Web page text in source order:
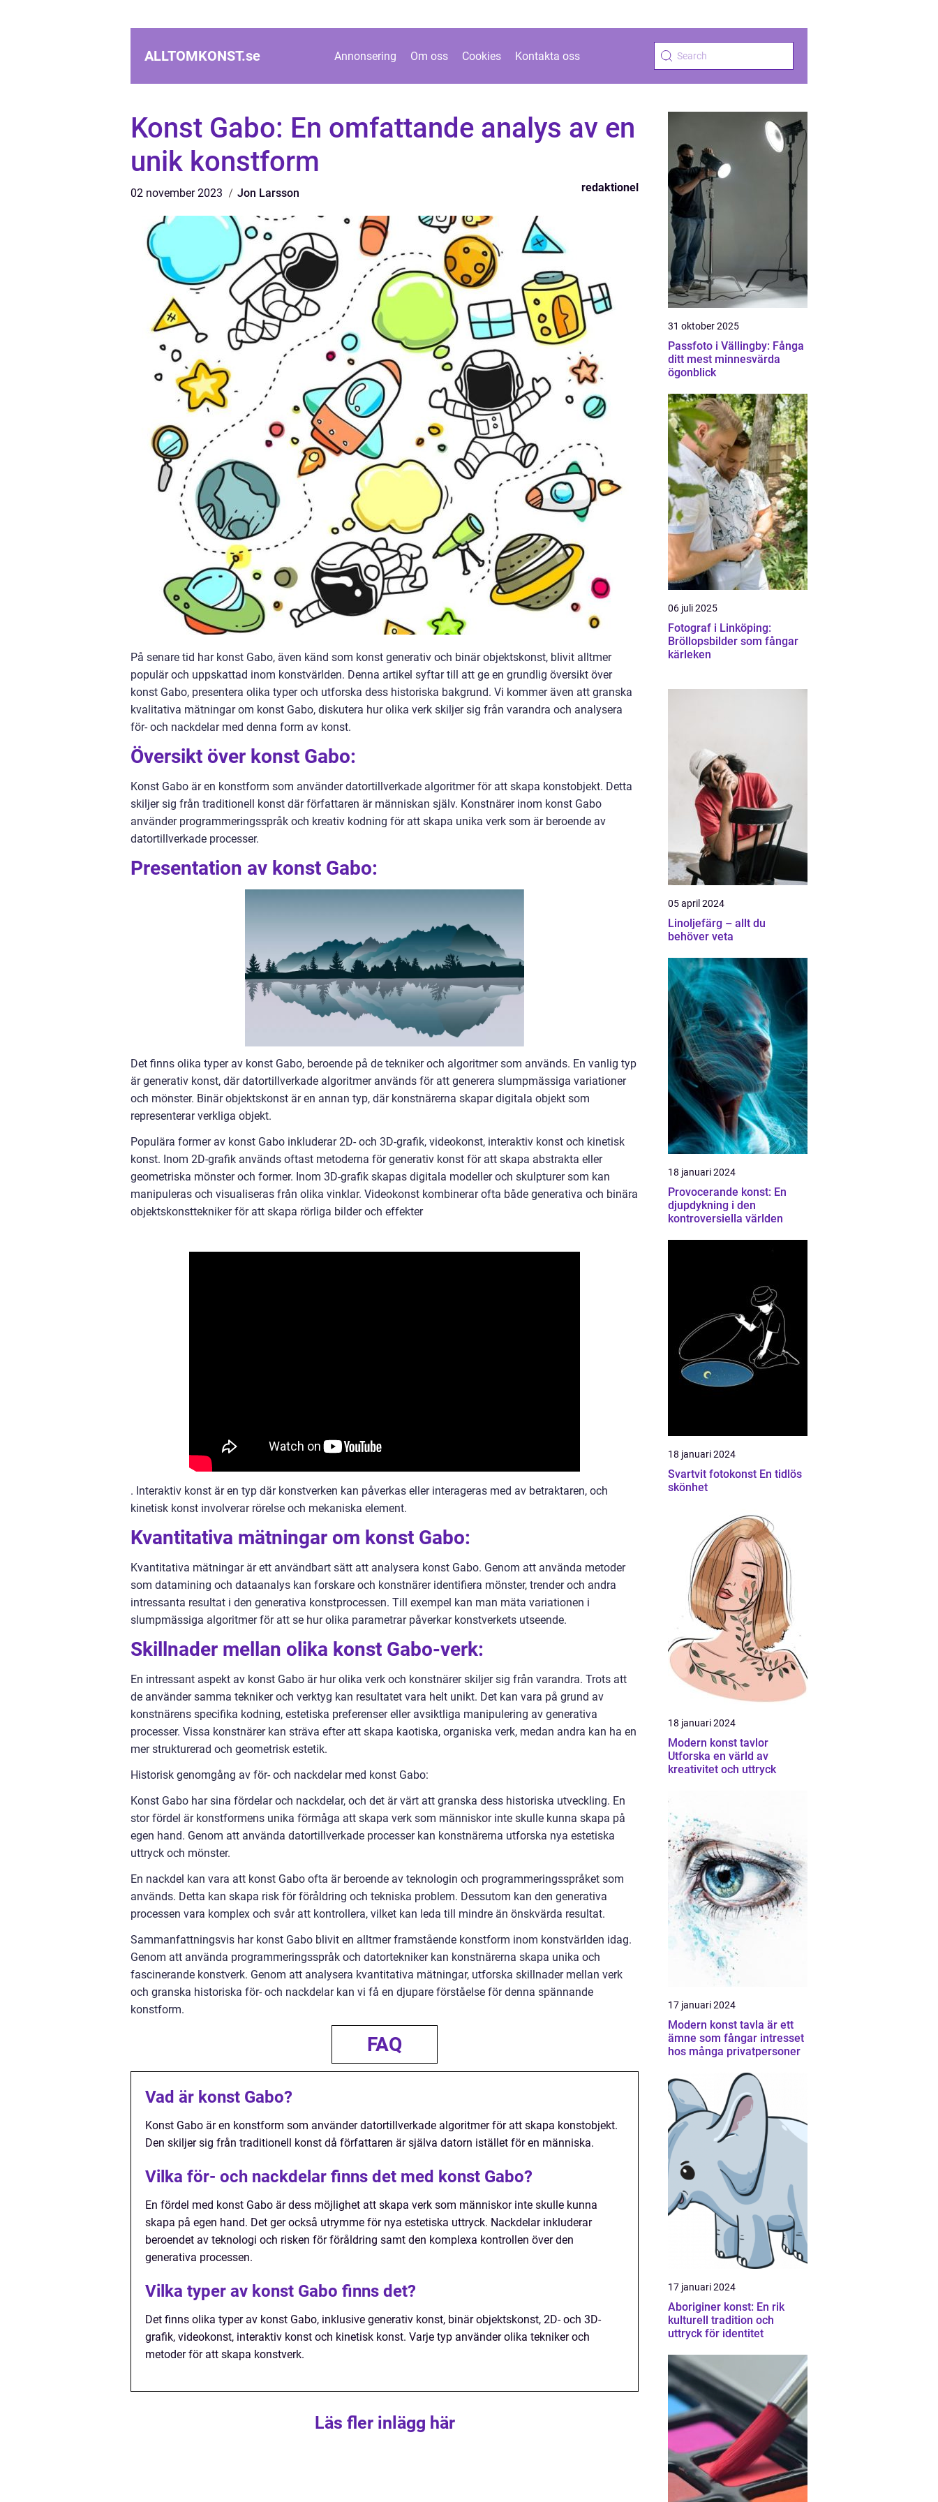
ALLTOMKONST.se Annonsering Om oss Cookies Kontakta oss
Konst Gabo: En omfattande analys av en
unik konstform
02 november 2023 Jon Larsson redaktionel
På senare tid har konst Gabo, även känd som konst generativ och binär objektskonst, blivit alltmer
populär och uppskattad inom konstvärlden. Denna artikel syftar till att ge en grundlig översikt över
konst Gabo, presentera olika typer och utforska dess historiska bakgrund. Vi kommer även att granska
kvalitativa mätningar om konst Gabo, diskutera hur olika verk skiljer sig från varandra och analysera
för- och nackdelar med denna form av konst.
Översikt över konst Gabo:
Konst Gabo är en konstform som använder datortillverkade algoritmer för att skapa konstobjekt. Detta
skiljer sig från traditionell konst där författaren är människan själv. Konstnärer inom konst Gabo
använder programmeringsspråk och kreativ kodning för att skapa unika verk som är beroende av
datortillverkade processer.
Presentation av konst Gabo:
Det finns olika typer av konst Gabo, beroende på de tekniker och algoritmer som används. En vanlig typ
är generativ konst, där datortillverkade algoritmer används för att generera slumpmässiga variationer
och mönster. Binär objektskonst är en annan typ, där konstnärerna skapar digitala objekt som
representerar verkliga objekt.
Populära former av konst Gabo inkluderar 2D- och 3D-grafik, videokonst, interaktiv konst och kinetisk
konst. Inom 2D-grafik används oftast metoderna för generativ konst för att skapa abstrakta eller
geometriska mönster och former. Inom 3D-grafik skapas digitala modeller och skulpturer som kan
manipuleras och visualiseras från olika vinklar. Videokonst kombinerar ofta både generativa och binära
objektskonsttekniker för att skapa rörliga bilder och effekter
. Interaktiv konst är en typ där konstverken kan påverkas eller interageras med av betraktaren, och
kinetisk konst involverar rörelse och mekaniska element.
Kvantitativa mätningar om konst Gabo:
Kvantitativa mätningar är ett användbart sätt att analysera konst Gabo. Genom att använda metoder
som datamining och dataanalys kan forskare och konstnärer identifiera mönster, trender och andra
intressanta resultat i den generativa konstprocessen. Till exempel kan man mäta variationen i
slumpmässiga algoritmer för att se hur olika parametrar påverkar konstverkets utseende.
Skillnader mellan olika konst Gabo-verk:
En intressant aspekt av konst Gabo är hur olika verk och konstnärer skiljer sig från varandra. Trots att
de använder samma tekniker och verktyg kan resultatet vara helt unikt. Det kan vara på grund av
konstnärens specifika kodning, estetiska preferenser eller avsiktliga manipulering av generativa
processer. Vissa konstnärer kan sträva efter att skapa kaotiska, organiska verk, medan andra kan ha en
mer strukturerad och geometrisk estetik.
Historisk genomgång av för- och nackdelar med konst Gabo:
Konst Gabo har sina fördelar och nackdelar, och det är värt att granska dess historiska utveckling. En
stor fördel är konstformens unika förmåga att skapa verk som människor inte skulle kunna skapa på
egen hand. Genom att använda datortillverkade processer kan konstnärerna utforska nya estetiska
uttryck och mönster.
En nackdel kan vara att konst Gabo ofta är beroende av teknologin och programmeringsspråket som
används. Detta kan skapa risk för föråldring och tekniska problem. Dessutom kan den generativa
processen vara komplex och svår att kontrollera, vilket kan leda till mindre än önskvärda resultat.
Sammanfattningsvis har konst Gabo blivit en alltmer framstående konstform inom konstvärlden idag.
Genom att använda programmeringsspråk och datortekniker kan konstnärerna skapa unika och
fascinerande konstverk. Genom att analysera kvantitativa mätningar, utforska skillnader mellan verk
och granska historiska för- och nackdelar kan vi få en djupare förståelse för denna spännande
konstform.
FAQ
Vad är konst Gabo?
Konst Gabo är en konstform som använder datortillverkade algoritmer för att skapa konstobjekt.
Den skiljer sig från traditionell konst då författaren är själva datorn istället för en människa.
Vilka för- och nackdelar finns det med konst Gabo?
En fördel med konst Gabo är dess möjlighet att skapa verk som människor inte skulle kunna
skapa på egen hand. Det ger också utrymme för nya estetiska uttryck. Nackdelar inkluderar
beroendet av teknologi och risken för föråldring samt den komplexa kontrollen över den
generativa processen.
Vilka typer av konst Gabo finns det?
Det finns olika typer av konst Gabo, inklusive generativ konst, binär objektskonst, 2D- och 3D-
grafik, videokonst, interaktiv konst och kinetisk konst. Varje typ använder olika tekniker och
metoder för att skapa konstverk.
Läs fler inlägg här
31 oktober 2025
Passfoto i Vällingby: Fånga
ditt mest minnesvärda
ögonblick
06 juli 2025
Fotograf i Linköping:
Bröllopsbilder som fångar
kärleken
05 april 2024
Linoljefärg – allt du
behöver veta
18 januari 2024
Provocerande konst: En
djupdykning i den
kontroversiella världen
18 januari 2024
Svartvit fotokonst En tidlös
skönhet
18 januari 2024
Modern konst tavlor
Utforska en värld av
kreativitet och uttryck
17 januari 2024
Modern konst tavla är ett
ämne som fångar intresset
hos många privatpersoner
17 januari 2024
Aboriginer konst: En rik
kulturell tradition och
uttryck för identitet